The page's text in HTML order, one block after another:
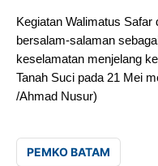
Kegiatan Walimatus
bersalam-salaman
keselamatan menjelang
Tanah Suci pada 21 Mei
/Ahmad Nusur)
PEMKO BATAM